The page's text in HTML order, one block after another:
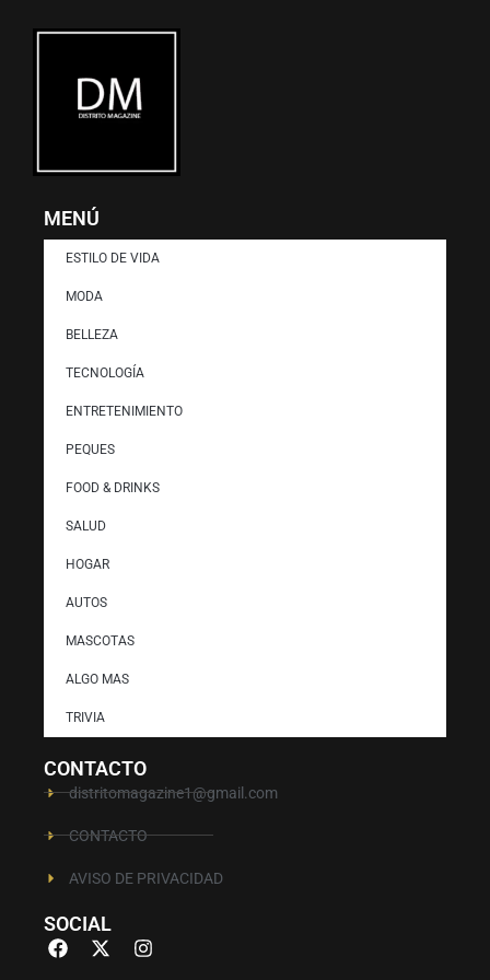
MENÚ
ESTILO DE VIDA
MODA
BELLEZA
TECNOLOGÍA
ENTRETENIMIENTO
PEQUES
FOOD & DRINKS
SALUD
HOGAR
AUTOS
MASCOTAS
ALGO MAS
TRIVIA
CONTACTO
distritomagazine1@gmail.com
CONTACTO
AVISO DE PRIVACIDAD
SOCIAL